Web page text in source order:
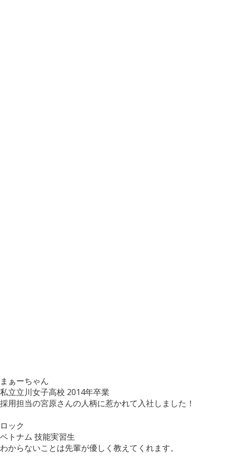
まぁーちゃん
私立立川女子高校 2014年卒業
採用担当の宮原さんの人柄に惹かれて入社しました！
ロック
ベトナム 技能実習生
わからないことは先輩が優しく教えてくれます。